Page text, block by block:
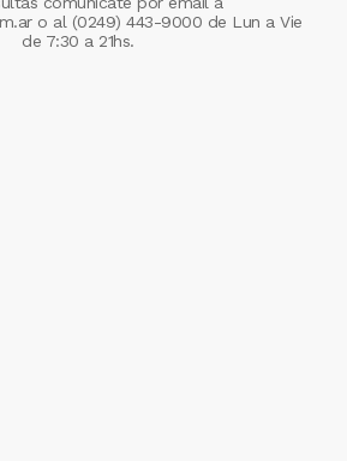
o al (0249) 443-9000 de Lun a Vie
de 7:30 a 21hs.